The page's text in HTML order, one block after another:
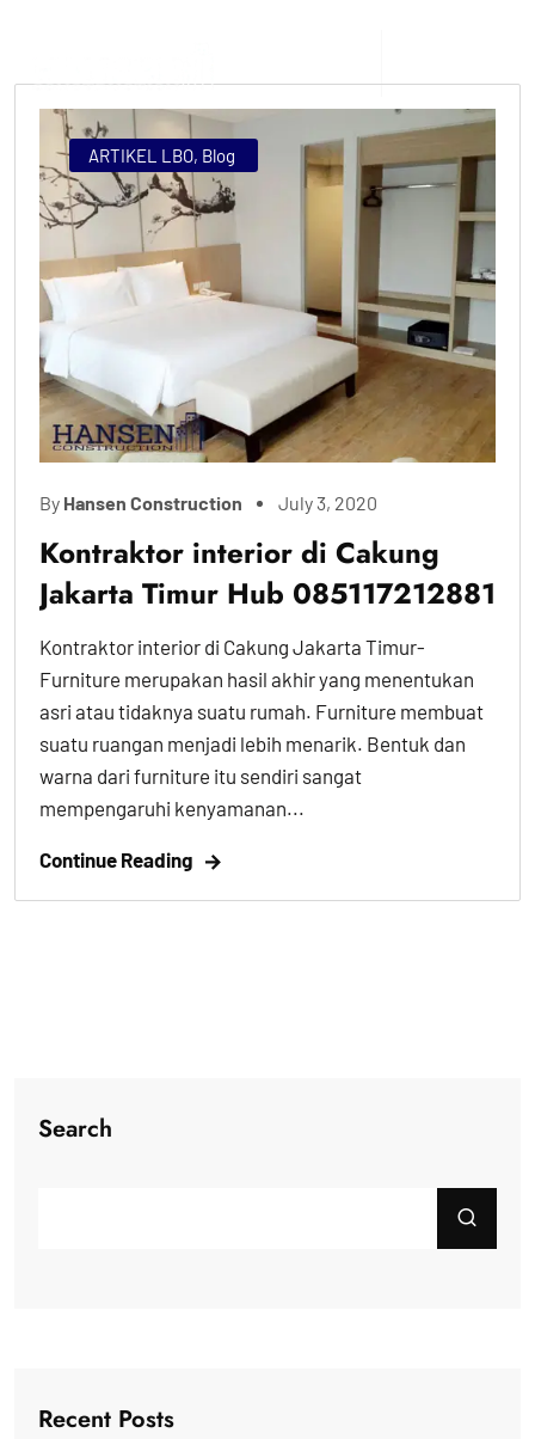
ARTIKEL LBO, Blog
By Hansen Construction July 3, 2020
Kontraktor interior di Cakung
Jakarta Timur Hub 085117212881
Kontraktor interior di Cakung Jakarta Timur-
Furniture merupakan hasil akhir yang menentukan
asri atau tidaknya suatu rumah. Furniture membuat
suatu ruangan menjadi lebih menarik. Bentuk dan
warna dari furniture itu sendiri sangat
mempengaruhi kenyamanan...
Continue Reading
Search
Recent Posts